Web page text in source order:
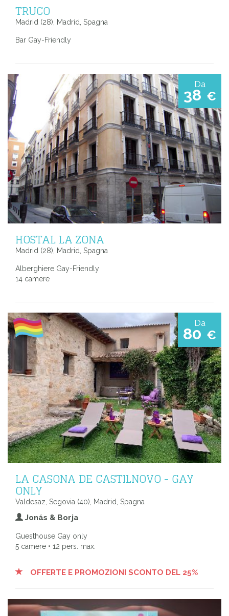
TRUCO
Madrid (28), Madrid, Spagna
Bar Gay-Friendly
Da
38 €
HOSTAL LA ZONA
Madrid (28), Madrid, Spagna
Alberghiere Gay-Friendly
14 camere
Da
80 €
LA CASONA DE CASTILNOVO - GAY
ONLY
Valdesaz, Segovia (40), Madrid, Spagna
Jonás & Borja
Guesthouse Gay only
5 camere • 12 pers. max.
OFFERTE E PROMOZIONI SCONTO DEL 25%